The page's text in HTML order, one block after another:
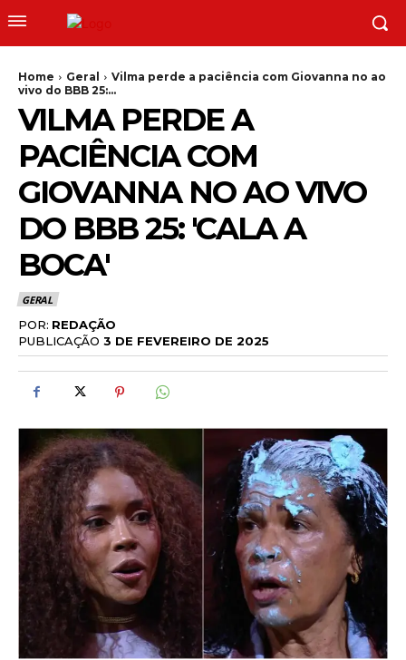
Home Geral
Vilma perde a paciência com Giovanna no ao
vivo do BBB 25:...
VILMA PERDE A
PACIÊNCIA COM
GIOVANNA NO AO VIVO
DO BBB 25: 'CALA A
BOCA'
GERAL
POR: REDAÇÃO
PUBLICAÇÃO 3 DE FEVEREIRO DE 2025